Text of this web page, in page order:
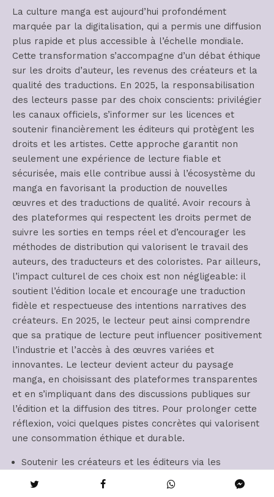
La culture manga est aujourd’hui profondément
marquée par la digitalisation, qui a permis une diffusion
plus rapide et plus accessible à l’échelle mondiale.
Cette transformation s’accompagne d’un débat éthique
sur les droits d’auteur, les revenus des créateurs et la
qualité des traductions. En 2025, la responsabilisation
des lecteurs passe par des choix conscients: privilégier
les canaux officiels, s’informer sur les licences et
soutenir financièrement les éditeurs qui protègent les
droits et les artistes. Cette approche garantit non
seulement une expérience de lecture fiable et
sécurisée, mais elle contribue aussi à l’écosystème du
manga en favorisant la production de nouvelles
œuvres et des traductions de qualité. Avoir recours à
des plateformes qui respectent les droits permet de
suivre les sorties en temps réel et d’encourager les
méthodes de distribution qui valorisent le travail des
auteurs, des traducteurs et des coloristes. Par ailleurs,
l’impact culturel de ces choix est non négligeable: il
soutient l’édition locale et encourage une traduction
fidèle et respectueuse des intentions narratives des
créateurs. En 2025, le lecteur peut ainsi comprendre
que sa pratique de lecture peut influencer positivement
l’industrie et l’accès à des œuvres variées et
innovantes. Le lecteur devient acteur du paysage
manga, en choisissant des plateformes transparentes
et en s’impliquant dans des discussions publiques sur
l’édition et la diffusion des titres. Pour prolonger cette
réflexion, voici quelques pistes concrètes qui valorisent
une consommation éthique et durable.
Soutenir les créateurs et les éditeurs via les
plateformes légales et les achats ouverts sur des
titres licenciés.